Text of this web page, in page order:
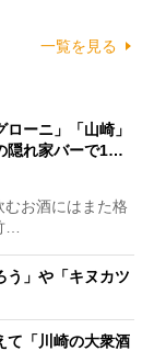
一覧を見る
ローニ」「山崎」
隠れ家バーで1…
お酒にはまた格
…
う」や「キヌカツ
て「川崎の大衆酒